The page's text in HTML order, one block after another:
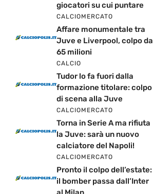
giocatori su cui puntare
CALCIOMERCATO
Affare monumentale tra
Juve e Liverpool, colpo da
65 milioni
CALCIO
Tudor lo fa fuori dalla
formazione titolare: colpo
di scena alla Juve
CALCIOMERCATO
Torna in Serie A ma rifiuta
la Juve: sarà un nuovo
calciatore del Napoli!
CALCIOMERCATO
Pronto il colpo dell’estate:
il bomber passa dall’Inter